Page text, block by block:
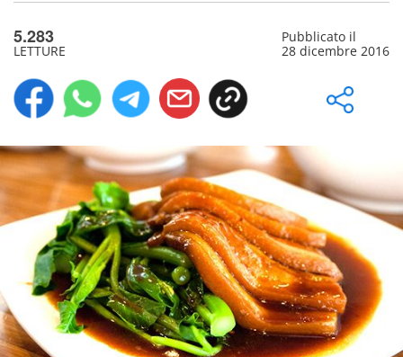
5.283
LETTURE
Pubblicato il
28 dicembre 2016